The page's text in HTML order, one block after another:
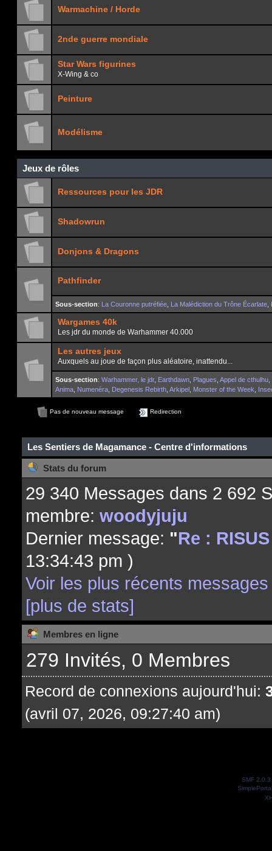
Warmachine / Horde
2nde guerre mondiale
Star Wars figurines
X-Wing & co
Peinture
Modélisme
Jeux de rôles
Ressources pour les JDR
Shadowrun
Donjons & Dragons
Pathfinder
Sous-section: La Couronne putréfiée La Malédiction du Trône Écarlate
Wargames 40k
Les jdr du monde de Warhammer 40.000
Les autres jeux
Auxquels au joue de façon plus aléatoire, inattendu...
Sous-section: Warhammer, le jdr, Earthdawn Plagues Appel de cthulhu
Anima Numenéra Degenesis Rebirth Arkipel Monster of the Week
Pas de nouveau message Redirection
Les Sentiers de Magamance - Centre d'informations
Stats du forum
29 340 Messages dans 2 692
membre:woodyjuju
Dernier message: "Re :
13:34:43 pm )
Voir les plus récents
[plus de stats]
Membres en ligne
279 Invités, 0 Membres
Record de connexions aujourd'hui:
(avril 07, 2026, 09:27:40 am)
SMF 2.0.3